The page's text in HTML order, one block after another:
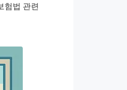
험법 관련